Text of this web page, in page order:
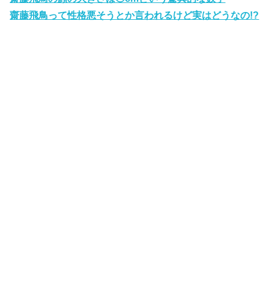
齋藤飛鳥って性格悪そうとか言われるけど実はどうなの!?